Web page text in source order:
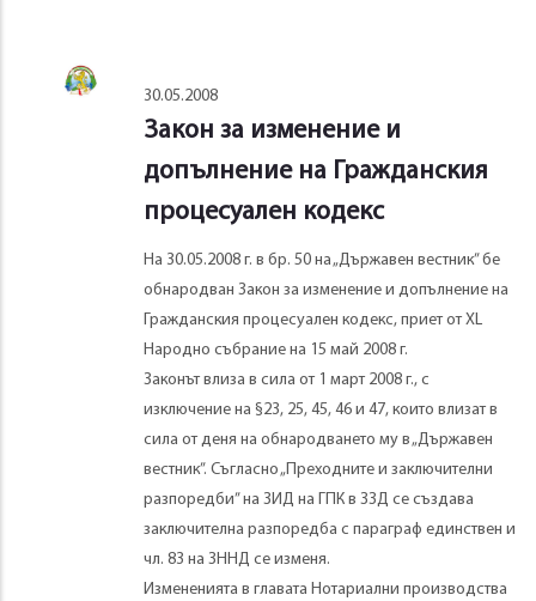
30.05.2008
Закон за изменение и
допълнение на Гражданския
процесуален кодекс
На 30.05.2008 г. в бр. 50 на „Държавен вестник” бе
обнародван Закон за изменение и допълнение на
Гражданския процесуален кодекс, приет от XL
Народно събрание на 15 май 2008 г.
Законът влиза в сила от 1 март 2008 г., с
изключение на §23, 25, 45, 46 и 47, които влизат в
сила от деня на обнародването му в „Държавен
вестник”. Съгласно „Преходните и заключителни
разпоредби” на ЗИД на ГПК в ЗЗД се създава
заключителна разпоредба с параграф единствен и
чл. 83 на ЗННД се изменя.
Измененията в главата Нотариални производства